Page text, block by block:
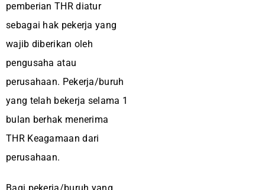
pemberian THR diatur
sebagai hak pekerja yang
wajib diberikan oleh
pengusaha atau
perusahaan. Pekerja/buruh
yang telah bekerja selama 1
bulan berhak menerima
THR Keagamaan dari
perusahaan.